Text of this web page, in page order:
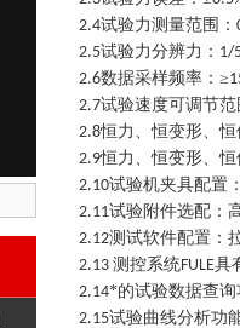
2.4试验力测量范围：
2.5试验力分辨力： 1/
2.6数据采样频率：≥
2.7试验速度可调节范
2.8恒力、恒变形、
2.9恒力、恒变形、
2.10试验机夹具配置
2.11试验附件选配：
2.12测试软件配置：
2.13 测控系统FULE具
2.14*的试验数据查
2.15试验曲线分析功